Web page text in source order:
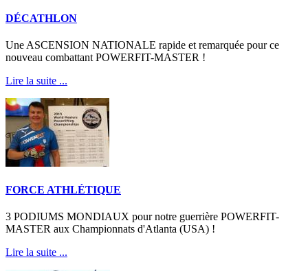
DÉCATHLON
Une ASCENSION NATIONALE rapide et remarquée pour ce
nouveau combattant POWERFIT-MASTER !
Lire la suite ...
FORCE ATHLÉTIQUE
3 PODIUMS MONDIAUX pour notre guerrière POWERFIT-
MASTER aux Championnats d'Atlanta (USA) !
Lire la suite ...